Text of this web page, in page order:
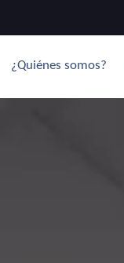
¿Quiénes somos?